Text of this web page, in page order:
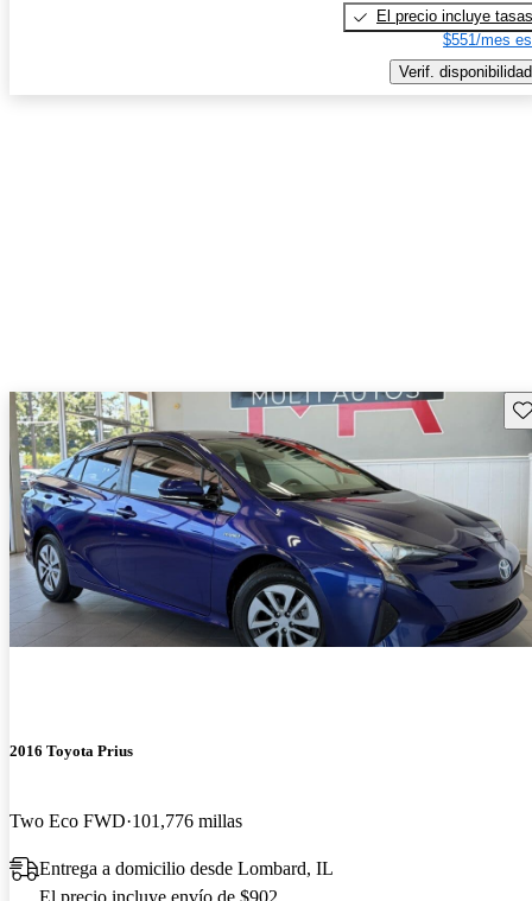
El precio incluye tasas
$551/mes
Verif. disponibilidad
2016 Toyota Prius
Two Eco FWD 101,776 millas
Entrega a domicilio desde Lombard, IL